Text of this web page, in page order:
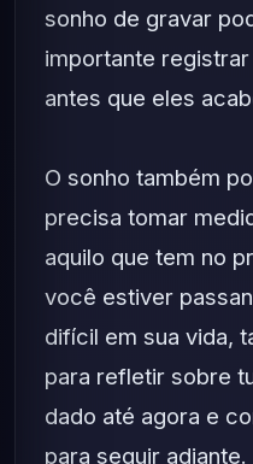
sonho de gravar
importante
antes que eles
O sonho também
precisa tomar
aquilo que tem no
você estiver
difícil em sua vida,
para refletir sobre
dado até agora e
para seguir adiante.